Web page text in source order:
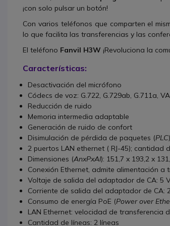
¡con solo pulsar un botón!
Con varios teléfonos que comparten el
lo que facilita las transferencias y las
El teléfono Fanvil H3W ¡Revoluciona la
Características:
Desactivación del micrófono
Códecs de voz: G.722, G.729ab, G.711a,
Reducción de ruido
Memoria intermedia adaptable
Generación de ruido de confort
Disimulación de pérdida de paquetes (PLC)
2 puertos LAN ethernet ( RJ-45); cantidad
Dimensiones (AnxPxAl): 151,7 x 193,2 x
Conexión Ethernet, admite alimentación a
Voltaje de salida del adaptador de CA: 5
Corriente de salida del adaptador de CA:
Consumo de energía PoE (Power over
LAN Ethernet: velocidad de transferencia
Cantidad de líneas: 2 líneas